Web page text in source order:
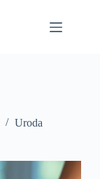
Uroda